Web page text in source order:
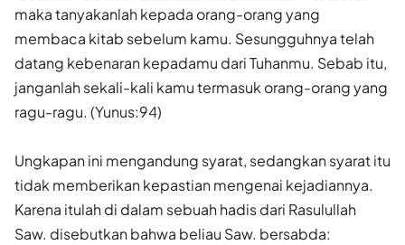
maka tanyakanlah kepada orang-orang yang
membaca kitab sebelum kamu. Sesungguhnya telah
datang kebenaran kepadamu dari Tuhanmu. Sebab itu,
janganlah sekali-kali kamu termasuk orang-orang yang
ragu-ragu. (Yunus:94)
Ungkapan ini mengandung syarat, sedangkan syarat itu
tidak memberikan kepastian mengenai kejadiannya.
Karena itulah di dalam sebuah hadis dari Rasulullah
Saw. disebutkan bahwa beliau Saw. bersabda: